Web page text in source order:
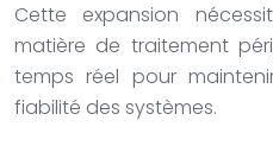
Cette expansion
matière de traitement
temps réel pour
fiabilité des systèmes.